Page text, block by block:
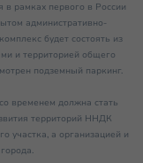
в рамках первого в России
административно-
будет состоять из
и территорией общего
подземный паркинг.
временем должна стать
территорий ННДК
участка, а организацией и